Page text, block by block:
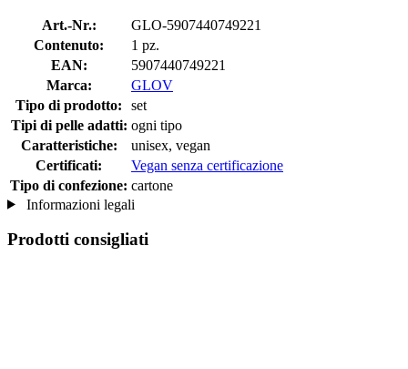
Art.-Nr.:
GLO-5907440749221
Contenuto:
1 pz.
EAN:
5907440749221
Marca:
GLOV
Tipo di prodotto:
set
Tipi di pelle adatti: ogni tipo
Caratteristiche:
unisex, vegan
Certificati:
Vegan senza certificazione
Tipo di confezione: cartone
Informazioni legali
Prodotti consigliati